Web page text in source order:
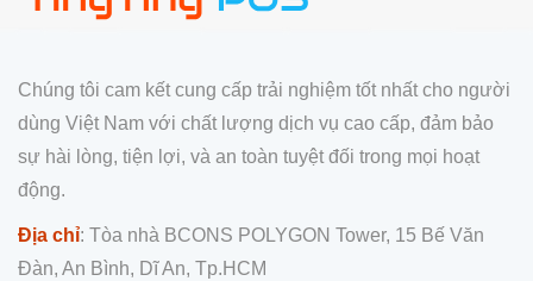
Chúng tôi cam kết cung cấp trải nghiệm tốt nhất cho người
dùng Việt Nam với chất lượng dịch vụ cao cấp, đảm bảo
sự hài lòng, tiện lợi, và an toàn tuyệt đối trong mọi hoạt
động.
Địa chỉ: Tòa nhà BCONS POLYGON Tower, 15 Bế Văn
Đàn, An Bình, Dĩ An, Tp.HCM